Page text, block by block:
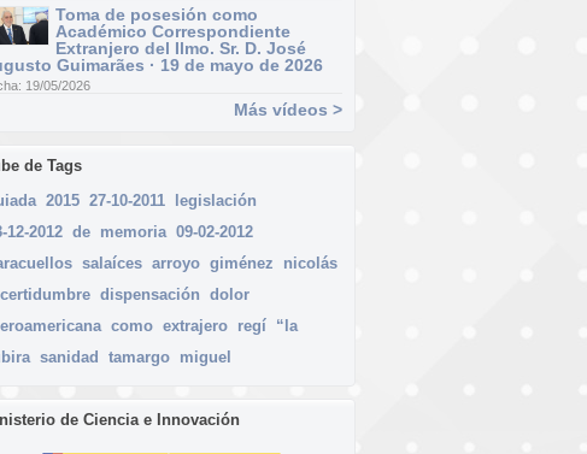
Toma de posesión como
Académico Correspondiente
Extranjero del Ilmo. Sr. D. José
Guimarães · 19 de mayo de 2026
19/05/2026
Más vídeos >
de Tags
2015 27-10-2011
legislación
12-2012 de memoria 09-02-2012
salaíces arroyo giménez
nicolás
dispensación dolor
como extrajero regí
“la
sanidad tamargo miguel
de Ciencia e Innovación